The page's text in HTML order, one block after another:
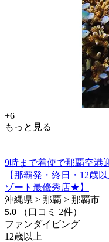
+6
もっと見る
9時まで着便で那覇空港
【那覇発・終日・12歳
ゾート最優秀店★】
沖縄県 > 那覇 > 那覇市
5.0
（口コミ 2件）
ファンダイビング
12歳以上